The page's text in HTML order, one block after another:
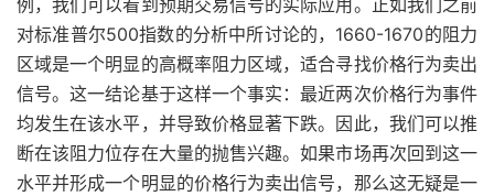
例，我们可以看到预期交易信号的实际应用。正如我们之前
对标准普尔500指数的分析中所讨论的，1660-1670的阻力
区域是一个明显的高概率阻力区域，适合寻找价格行为卖出
信号。这一结论基于这样一个事实：最近两次价格行为事件
均发生在该水平，并导致价格显著下跌。因此，我们可以推
断在该阻力位存在大量的抛售兴趣。如果市场再次回到这一
水平并形成一个明显的价格行为卖出信号，那么这无疑是一